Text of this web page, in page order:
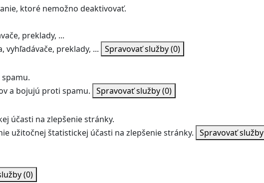
ktoré nemožno deaktivovať.
preklady, ...
vyhľadávače, preklady, ... Spravovať služby(0)
a bojujú proti spamu. Spravovať služby(0)
účasti na zlepšenie stránky.
užitočnej štatistickej účasti na zlepšenie stránky. Spravovať služby
(0)